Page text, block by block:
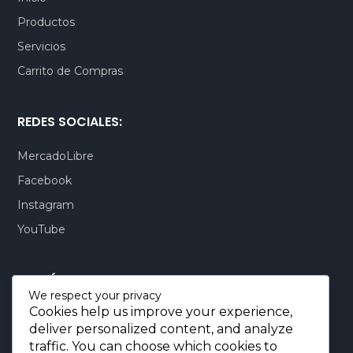
DOP, $
Productos
Servicios
Carrito de Compras
REDES SOCIALES:
MercadoLibre
Facebook
Instagram
YouTube
CONTÁCTENOS:
Quito-Ecuador:+593 99 803 7777
Llamadas: +593 99 803 7777
We respect your privacy
Cookies help us improve your experience,
deliver personalized content, and analyze
traffic. You can choose which cookies to